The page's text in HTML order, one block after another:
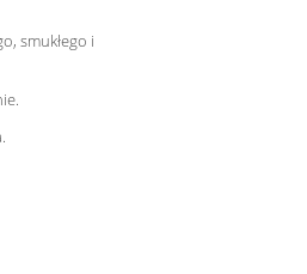
smukłego i